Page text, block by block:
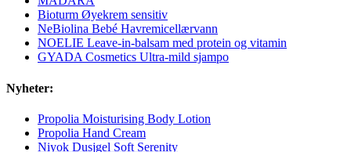
Bioturm Øyekrem sensitiv
NeBiolina Bebé Havremicellærvann
NOELIE Leave-in-balsam med protein og vitamin
GYADA Cosmetics Ultra-mild sjampo
Nyheter:
Propolia Moisturising Body Lotion
Propolia Hand Cream
Niyok Dusjgel Soft Serenity